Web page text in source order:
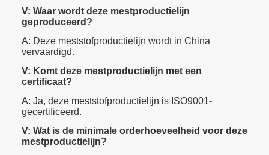
V: Waar wordt deze mestproductielijn
geproduceerd?
A: Deze meststofproductielijn wordt in China
vervaardigd.
V: Komt deze mestproductielijn met een
certificaat?
A: Ja, deze meststofproductielijn is ISO9001-
gecertificeerd.
V: Wat is de minimale orderhoeveelheid voor deze
mestproductielijn?